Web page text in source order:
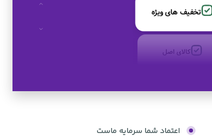
تخفیف های ویژه
کالای اصل
به صورت اقساط
بدون کارمزد
اعتماد شما سرمایه ماست